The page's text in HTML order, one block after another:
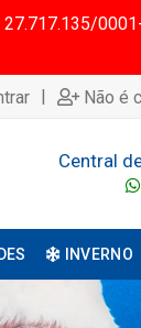
| Não é
Central
INVERNO